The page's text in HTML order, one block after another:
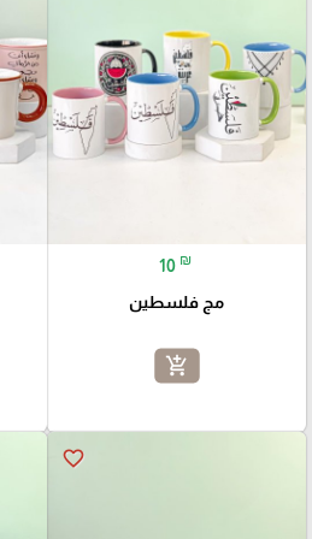
10 ₪
مج فلسطين
add_shopping_cart
favorite_border